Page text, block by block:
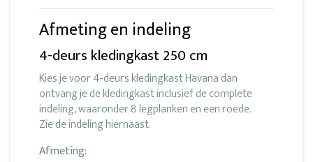
Afmeting en indeling
4-deurs kledingkast 250 cm
Kies je voor 4-deurs kledingkast Havana dan
ontvang je de kledingkast inclusief de complete
indeling, waaronder 8 legplanken en een roede.
Zie de indeling hiernaast.
Afmeting: